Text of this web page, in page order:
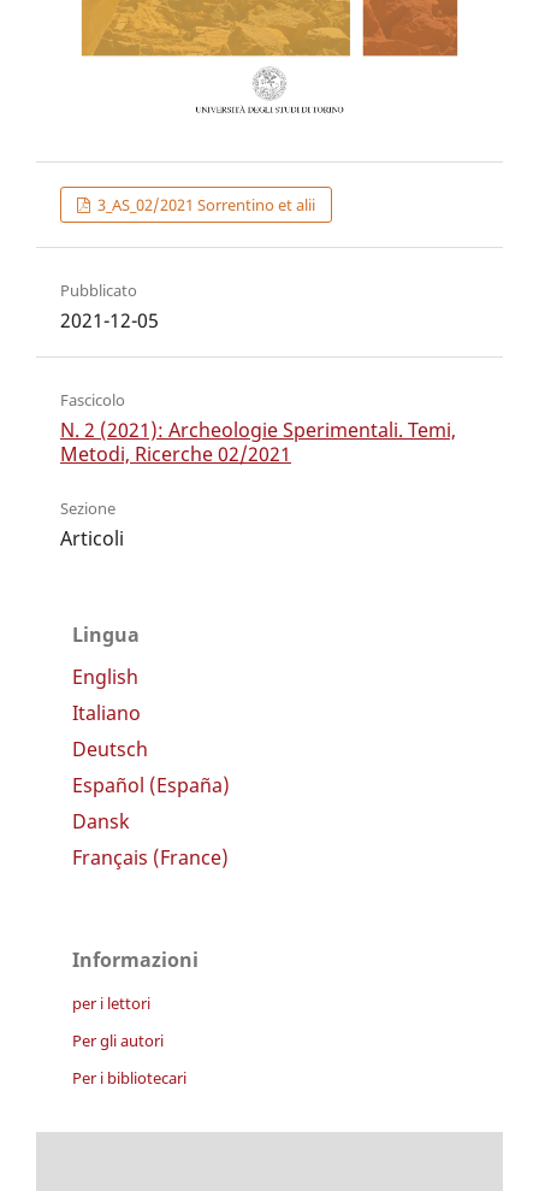
3_AS_02/2021 Sorrentino et alii
Pubblicato
2021-12-05
Fascicolo
N. 2 (2021): Archeologie Sperimentali. Temi,
Metodi, Ricerche 02/2021
Sezione
Articoli
Lingua
English
Italiano
Deutsch
Español (España)
Dansk
Français (France)
Informazioni
per i lettori
Per gli autori
Per i bibliotecari